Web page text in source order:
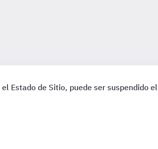
Estado de Sitio, puede ser suspendido el